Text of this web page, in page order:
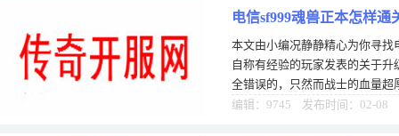
电信sf999魂兽正本怎样通
本文由小编况静静精心为你寻找
自称有经验的玩家发表的关于
全错误的，只然而战士的血量
战士此类道士自身等级47左右，
编辑：9745 发布时间：02-08